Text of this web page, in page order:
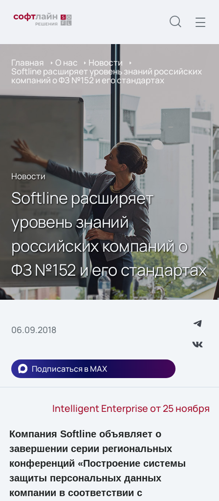
Главная О нас Новости
Softline расширяет уровень знаний российских
компаний о ФЗ №152 и его стандартах
Новости
Softline расширяет
уровень знаний
российских компаний о
ФЗ №152 и его стандартах
06.09.2018
Подписаться в MAX
Intelligent Enterprise от 25 ноября
Компания Softline объявляет о
завершении серии региональных
конференций «Построение системы
защиты персональных данных
компании в соответствии с